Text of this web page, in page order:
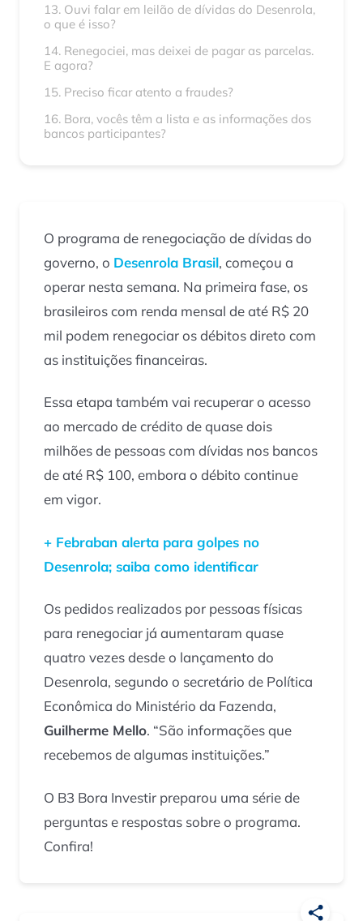
O programa de renegociação de dívidas do
governo, o Desenrola Brasil, começou a
operar nesta semana. Na primeira fase, os
brasileiros com renda mensal de até R$ 20
mil podem renegociar os débitos direto com
as instituições financeiras.
Essa etapa também vai recuperar o acesso
ao mercado de crédito de quase dois
milhões de pessoas com dívidas nos bancos
de até R$ 100, embora o débito continue
em vigor.
+ Febraban alerta para golpes no
Desenrola; saiba como identificar
Os pedidos realizados por pessoas físicas
para renegociar já aumentaram quase
quatro vezes desde o lançamento do
Desenrola, segundo o secretário de Política
Econômica do Ministério da Fazenda,
Guilherme Mello. “São informações que
recebemos de algumas instituições.”
O B3 Bora Investir preparou uma série de
perguntas e respostas sobre o programa.
Confira!
13. Ouvi falar em leilão de dívidas do Desenrola,
o que é isso?
14. Renegociei, mas deixei de pagar as parcelas.
E agora?
15. Preciso ficar atento a fraudes?
16. Bora, vocês têm a lista e as informações dos
bancos participantes?